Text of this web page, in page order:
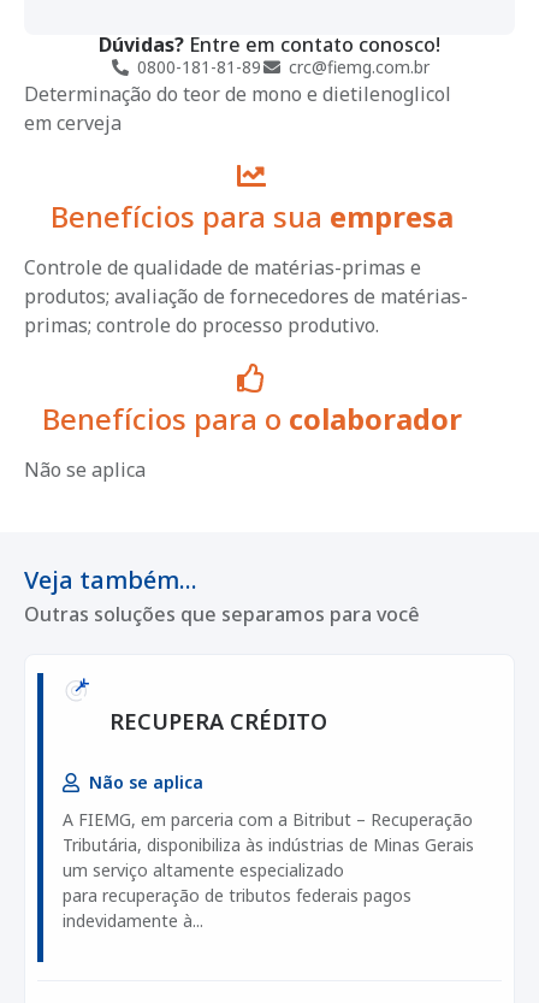
Determinação do teor de mono e dietilenoglicol
em cerveja
Benefícios para sua empresa
Controle de qualidade de matérias-primas e
produtos; avaliação de fornecedores de matérias-
primas; controle do processo produtivo.
Benefícios para o colaborador
Não se aplica
Dúvidas? Entre em contato conosco!
0800-181-81-89 crc@fiemg.com.br
Veja também...
Outras soluções que separamos para você
RECUPERA CRÉDITO
Não se aplica
A FIEMG, em parceria com a Bitribut – Recuperação
Tributária, disponibiliza às indústrias de Minas Gerais
um serviço altamente especializado
para recuperação de tributos federais pagos
indevidamente à...